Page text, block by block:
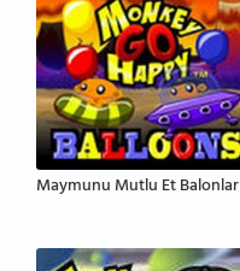
Maymunu Mutlu Et Balonlar